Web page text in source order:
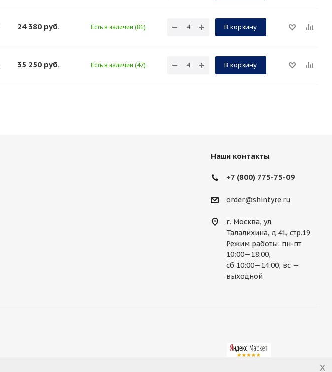
24 380 руб. Есть в наличии (81) В корзину
35 250 руб. Есть в наличии (47) В корзину
Наши контакты
+7 (800) 775-75-09
order@shintyre.ru
г. Москва, ул.
Талалихина, д.41, стр.19
Режим работы: пн-пт
10:00—18:00,
сб 10:00—14:00, вс —
выходной
x